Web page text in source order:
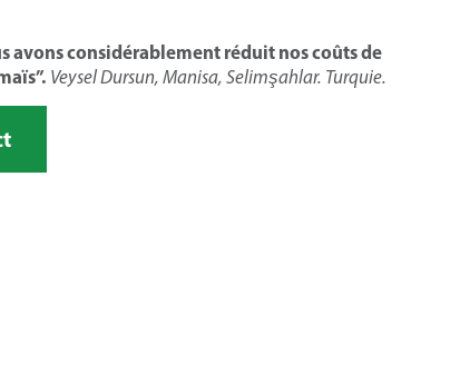
avons considérablement réduit nos coûts de
Veysel Dursun, Manisa, Selimşahlar. Turquie.